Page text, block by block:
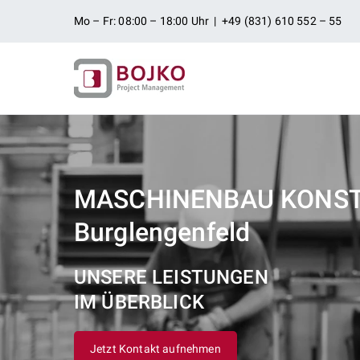
Mo – Fr: 08:00 – 18:00 Uhr | +49 (831) 610 552 – 55
MASCHINENBAU
Burglengenfeld
UNSERE LEISTUNGEN
IM ÜBERBLICK
Jetzt Kontakt aufnehmen